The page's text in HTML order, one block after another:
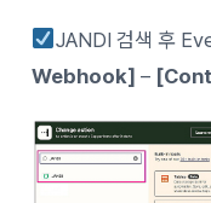
JANDI 검색 후
Webhook] –